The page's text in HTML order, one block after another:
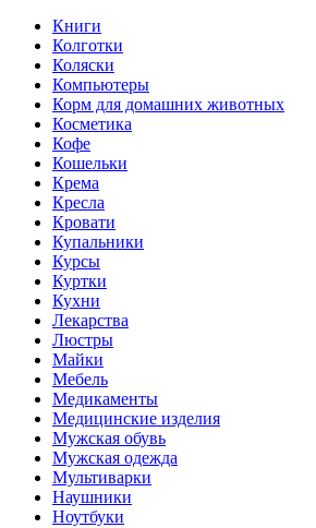
Книги
Колготки
Коляски
Компьютеры
Корм для домашних животных
Косметика
Кофе
Кошельки
Крема
Кресла
Кровати
Купальники
Курсы
Куртки
Кухни
Лекарства
Люстры
Майки
Мебель
Медикаменты
Медицинские изделия
Мужская обувь
Мужская одежда
Мультиварки
Наушники
Ноутбуки